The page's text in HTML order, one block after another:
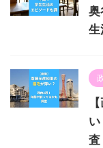
奥
生
査